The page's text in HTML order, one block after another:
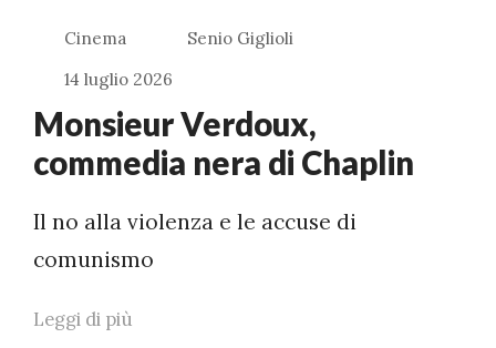
Cinema
Senio Giglioli
14 luglio 2026
Monsieur Verdoux,
commedia nera di Chaplin
Il no alla violenza e le accuse di
comunismo
Leggi di più